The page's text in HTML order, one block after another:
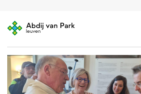
au
principal